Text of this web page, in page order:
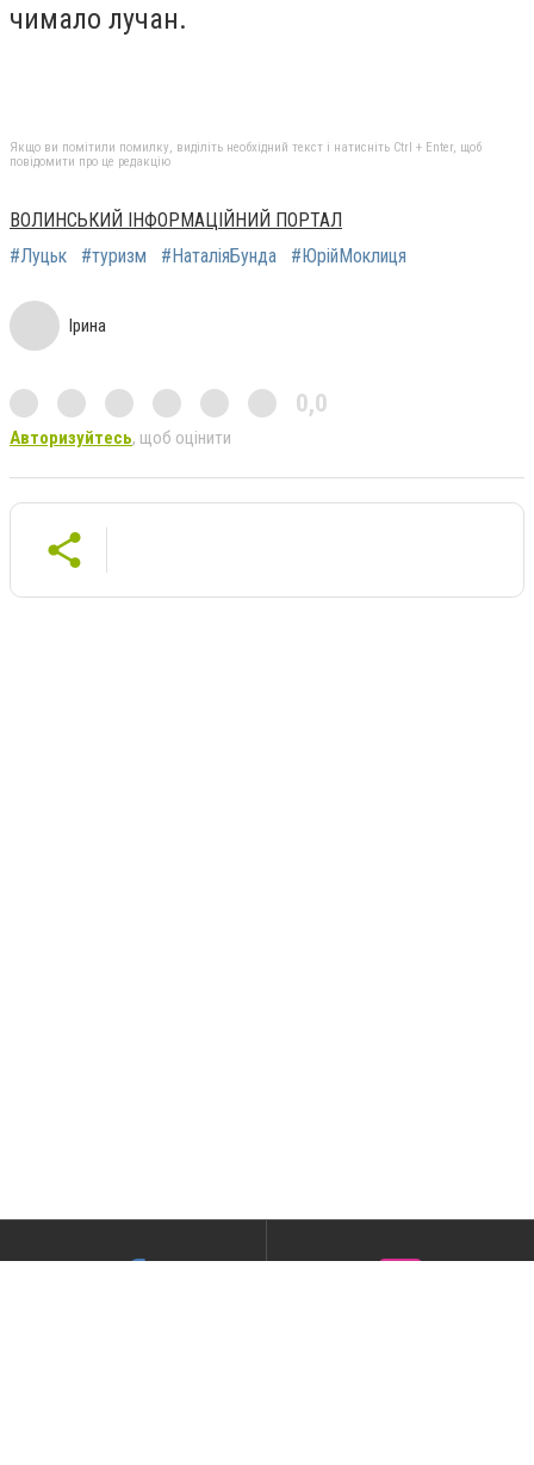
чимало лучан.
Якщо ви помітили помилку, виділіть необхідний текст і натисніть Ctrl + Enter, щоб
повідомити про це редакцію
ВОЛИНСЬКИЙ ІНФОРМАЦІЙНИЙ ПОРТАЛ
#Луцьк
#туризм #НаталіяБунда #ЮрійМоклиця
Ірина
0,0
Авторизуйтесь, щоб оцінити